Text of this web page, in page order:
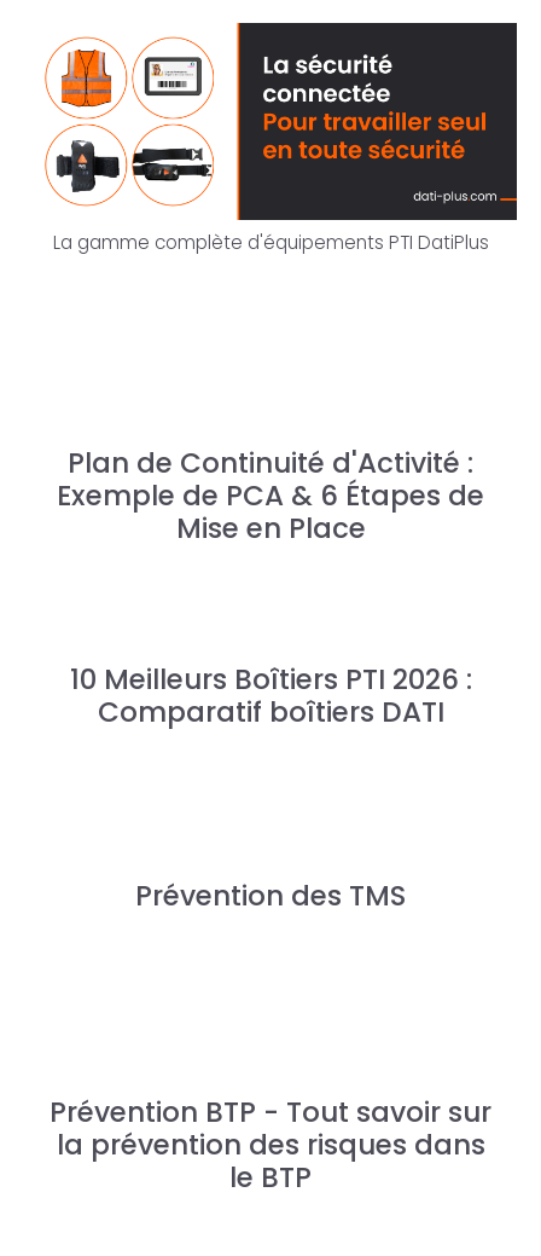
La gamme complète d'équipements PTI DatiPlus
Plan de Continuité d'Activité :
Exemple de PCA & 6 Étapes de
Mise en Place
10 Meilleurs Boîtiers PTI 2026 :
Comparatif boîtiers DATI
Prévention des TMS
Prévention BTP - Tout savoir sur
la prévention des risques dans
le BTP